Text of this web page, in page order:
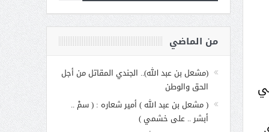
من الماضي
(مشعل بن عبد الله).. الجندي المقاتل من أجل
الحق والوطن
( مشعل بن عبد الله ) أمير شعاره : ( سمْ ..
أبشر .. على خشمي )